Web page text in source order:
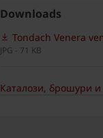
Downloads
Tondach Venera
JPG - 71 KB
Каталози, брошури и